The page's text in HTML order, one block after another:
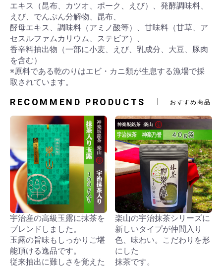
エキス（昆布、カツオ、ポーク、えび）、発酵調味料、
えび、でんぷん分解物、昆布、
酵母エキス、調味料（アミノ酸等）、甘味料（甘草、ア
セスルファムカリウム、ステビア）、
香辛料抽出物（一部に小麦、えび、乳成分、大豆、豚肉
を含む）
※原料である乾のりはエビ・カニ類が生息する漁場で採
取されています。
RECOMMEND PRODUCTS おすすめ商品
宇治産の高級玉露に抹茶を
ブレンドしました。
玉露の旨味もしっかりご堪
能頂ける逸品です。
従来抽出に難しさを覚えた
楽山の宇治抹茶シリーズに
新しいタイプが仲間入り
色、味わい。こだわりを形
にした
抹茶です。